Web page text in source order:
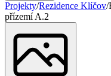
Projekty/Rezidence Klíčov/
přízemí A.2